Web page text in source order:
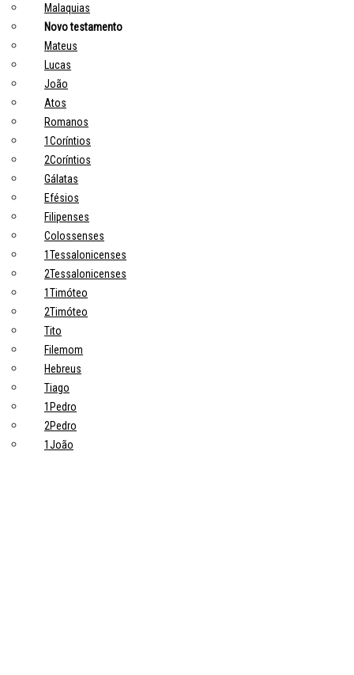
Malaquias
Novo testamento
Mateus
Lucas
João
Atos
Romanos
1Coríntios
2Coríntios
Gálatas
Efésios
Filipenses
Colossenses
1Tessalonicenses
2Tessalonicenses
1Timóteo
2Timóteo
Tito
Filemom
Hebreus
Tiago
1Pedro
2Pedro
1João